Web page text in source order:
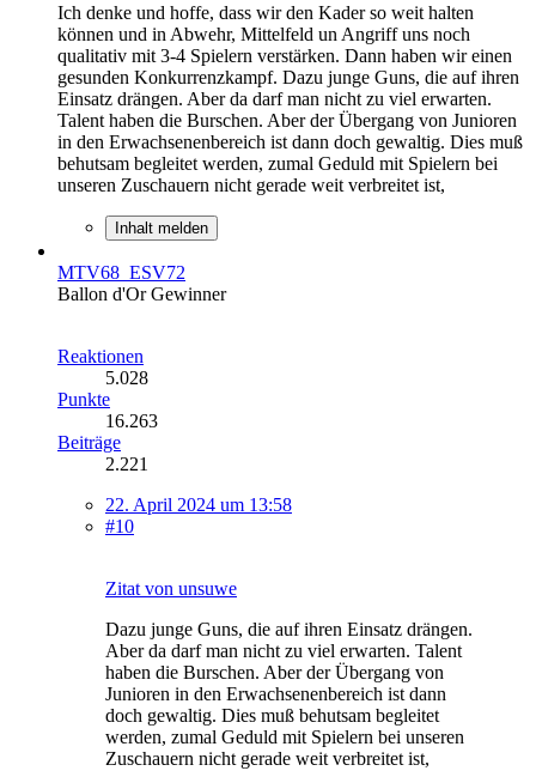
Ich denke und hoffe, dass wir den Kader so weit halten
können und in Abwehr, Mittelfeld un Angriff uns noch
qualitativ mit 3-4 Spielern verstärken. Dann haben wir einen
gesunden Konkurrenzkampf. Dazu junge Guns, die auf ihren
Einsatz drängen. Aber da darf man nicht zu viel erwarten.
Talent haben die Burschen. Aber der Übergang von Junioren
in den Erwachsenenbereich ist dann doch gewaltig. Dies muß
behutsam begleitet werden, zumal Geduld mit Spielern bei
unseren Zuschauern nicht gerade weit verbreitet ist,
Inhalt melden
MTV68_ESV72
Ballon d'Or Gewinner
Reaktionen
5.028
Punkte
16.263
Beiträge
2.221
22. April 2024 um 13:58
#10
Zitat von unsuwe
Dazu junge Guns, die auf ihren Einsatz drängen.
Aber da darf man nicht zu viel erwarten. Talent
haben die Burschen. Aber der Übergang von
Junioren in den Erwachsenenbereich ist dann
doch gewaltig. Dies muß behutsam begleitet
werden, zumal Geduld mit Spielern bei unseren
Zuschauern nicht gerade weit verbreitet ist,